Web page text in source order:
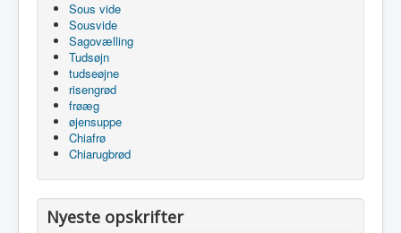
Sous vide
Sousvide
Sagovælling
Tudsøjn
tudseøjne
risengrød
frøæg
øjensuppe
Chiafrø
Chiarugbrød
Nyeste opskrifter